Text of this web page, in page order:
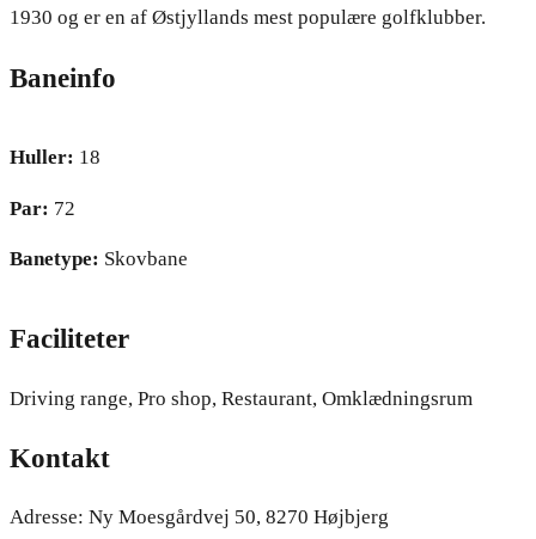
1930 og er en af Østjyllands mest populære golfklubber.
Baneinfo
Huller: 18
Par: 72
Banetype: Skovbane
Faciliteter
Driving range, Pro shop, Restaurant, Omklædningsrum
Kontakt
Adresse: Ny Moesgårdvej 50, 8270 Højbjerg